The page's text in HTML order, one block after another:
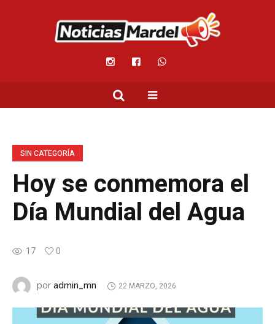
SIN CATEGORÍA
Hoy se conmemora el
Día Mundial del Agua
17 0
por admin_mn 22 MARZO, 2026